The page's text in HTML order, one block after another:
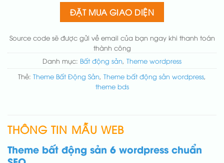
(+200.000 ₫)
Thay đổi bố cục trang chủ (đơn giản)
Thêm các nút liên hệ nhanh(+0 ₫)
ĐẶT MUA GIAO DIỆN
Source code sẽ được gửi về email của bạn ngay khi thanh toán
thành công
Danh mục: Bất động sản Theme wordpress
Thẻ: Theme Bất Động Sản Theme bất động sản wordpress
theme bds
THÔNG TIN MẪU WEB
Theme bất động sản 6 wordpress chuẩn